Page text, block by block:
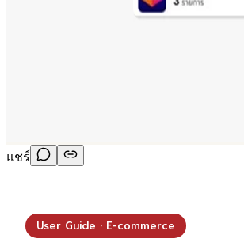
แชร์
User Guide · E-commerce